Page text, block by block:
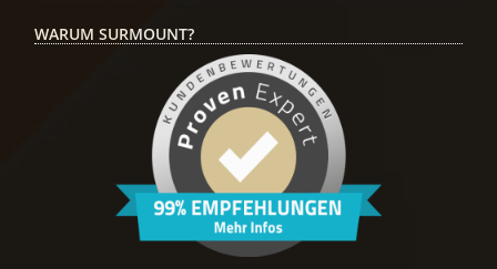
WARUM SURMOUNT?